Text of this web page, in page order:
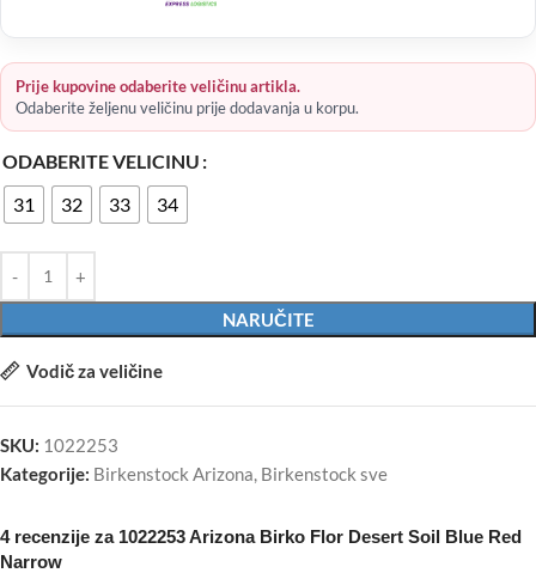
Prije kupovine odaberite veličinu artikla.
Odaberite željenu veličinu prije dodavanja u korpu.
ODABERITE VELICINU
31
32 33 34
NARUČITE
Vodič za veličine
SKU: 1022253
Kategorije: Birkenstock Arizona Birkenstock sve
4 recenzije za 1022253 Arizona Birko Flor Desert Soil Blue Red
Narrow